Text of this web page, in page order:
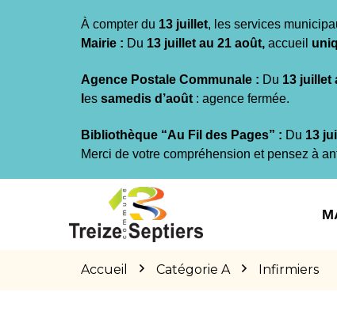
À compter du 13 juillet, les services
Mairie : Du 13 juillet au 21 août, accueil
Agence Postale Communale : Du 13 juillet
es samedis d’août : agence fermée.
Bibliothèque “Au Fil des Pages” : Du 13
Merci de votre compréhension et pensez à
Accueil Catégorie A Infirmiers